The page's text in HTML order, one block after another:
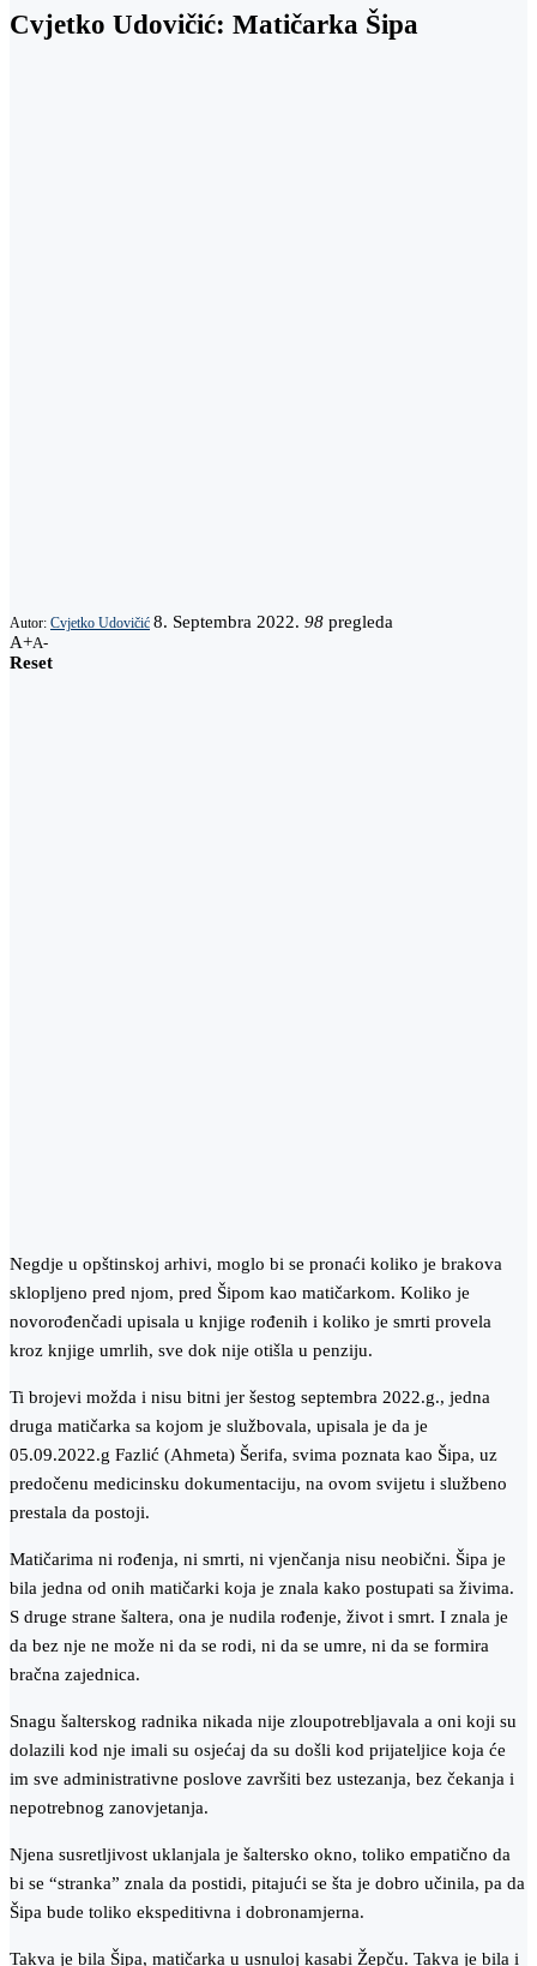
Cvjetko Udovičić: Matičarka Šipa
Autor: Cvjetko Udovičić 8. Septembra 2022. 98 pregleda
A+A-
Reset
Negdje u opštinskoj arhivi, moglo bi se pronaći koliko je brakova
sklopljeno pred njom, pred Šipom kao matičarkom. Koliko je
novorođenčadi upisala u knjige rođenih i koliko je smrti provela
kroz knjige umrlih, sve dok nije otišla u penziju.
Ti brojevi možda i nisu bitni jer šestog septembra 2022.g., jedna
druga matičarka sa kojom je službovala, upisala je da je
05.09.2022.g Fazlić (Ahmeta) Šerifa, svima poznata kao Šipa, uz
predočenu medicinsku dokumentaciju, na ovom svijetu i službeno
prestala da postoji.
Matičarima ni rođenja, ni smrti, ni vjenčanja nisu neobični. Šipa je
bila jedna od onih matičarki koja je znala kako postupati sa živima.
S druge strane šaltera, ona je nudila rođenje, život i smrt. I znala je
da bez nje ne može ni da se rodi, ni da se umre, ni da se formira
bračna zajednica.
Snagu šalterskog radnika nikada nije zloupotrebljavala a oni koji su
dolazili kod nje imali su osjećaj da su došli kod prijateljice koja će
im sve administrativne poslove završiti bez ustezanja, bez čekanja i
nepotrebnog zanovjetanja.
Njena susretljivost uklanjala je šaltersko okno, toliko empatično da
bi se “stranka” znala da postidi, pitajući se šta je dobro učinila, pa da
Šipa bude toliko ekspeditivna i dobronamjerna.
Takva je bila Šipa, matičarka u usnuloj kasabi Žepču. Takva je bila i